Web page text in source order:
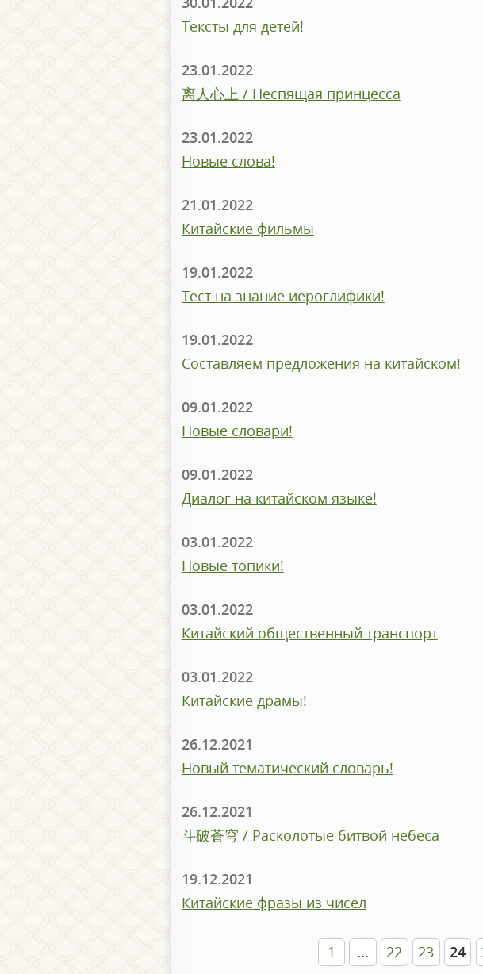
Тексты для детей!
23.01.2022
离人心上 / Неспящая принцесса
23.01.2022
Новые слова!
21.01.2022
Китайские фильмы
19.01.2022
Тест на знание иероглифики!
19.01.2022
Составляем предложения на китайском!
09.01.2022
Новые словари!
09.01.2022
Диалог на китайском языке!
03.01.2022
Новые топики!
03.01.2022
Китайский общественный транспорт
03.01.2022
Китайские драмы!
26.12.2021
Новый тематический словарь!
26.12.2021
斗破蒼穹 / Расколотые битвой небеса
19.12.2021
Китайские фразы из чисел
1 ... 22 23 24